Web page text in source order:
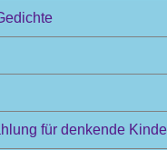
für denkende